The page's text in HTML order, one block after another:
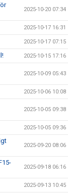
2025-10-20 07:34
2025-10-17 16:31
2025-10-17 07:15
2025-10-15 17:16
2025-10-09 05:43
2025-10-06 10:08
2025-10-05 09:38
2025-10-05 09:36
2025-09-20 08:06
2025-09-18 06:16
2025-09-13 10:45